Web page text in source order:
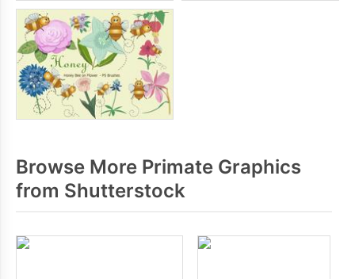
Browse More Primate Graphics
from Shutterstock